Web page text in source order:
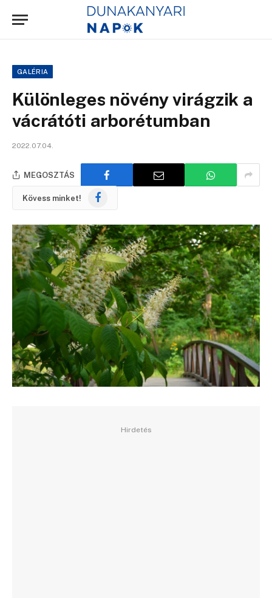
GALÉRIA
Különleges növény virágzik a
vácrátóti arborétumban
2022.07.04.
MEGOSZTÁS
Kövess minket! Facebook
Hirdetés